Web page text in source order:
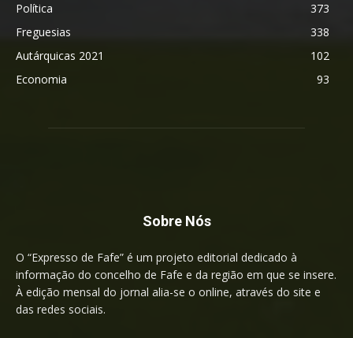
Política
373
Freguesias
338
Autárquicas 2021
102
Economia
93
Sobre Nós
O “Expresso de Fafe” é um projeto editorial dedicado à
informação do concelho de Fafe e da região em que se insere.
À edição mensal do jornal alia-se o online, através do site e
das redes sociais.